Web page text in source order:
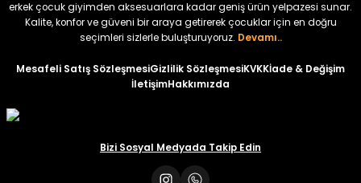
erkek çocuk giyimden aksesuarlara kadar geniş ürün yelpazesi sunar.
Kalite, konfor ve güveni bir araya getirerek çocuklar için en doğru
seçimleri sizlerle buluşturuyoruz. Devamı..
Mesafeli Satış SözleşmesiGizlilik SözleşmesiKVKKİade & Değişim
İletişimHakkımızda
Bizi Sosyal Medyada Takip Edin